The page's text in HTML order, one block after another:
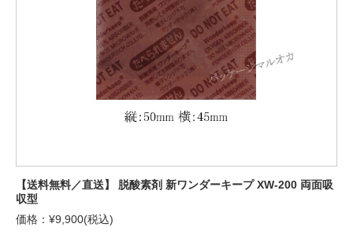
【送料無料／直送】 脱酸素剤 新ワンダーキープ XW-200 両面吸
収型
価格：¥9,900(税込)